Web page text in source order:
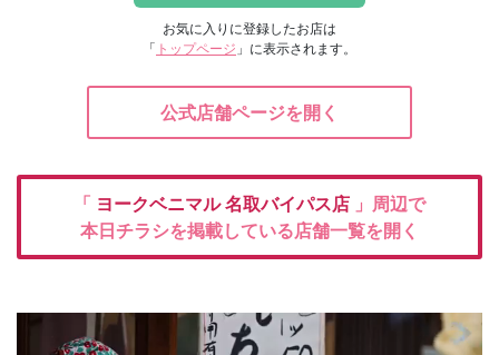
お気に入りに登録したお店は
「 トップページ 」に表示されます。
公式店舗ページを開く
「 ヨークベニマル名取バイパス店 」周辺で
本日チラシを掲載している店舗一覧を開く